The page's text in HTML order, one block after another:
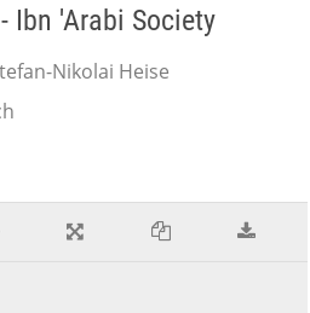
Ibn 'Arabi Society
Nikolai Heise